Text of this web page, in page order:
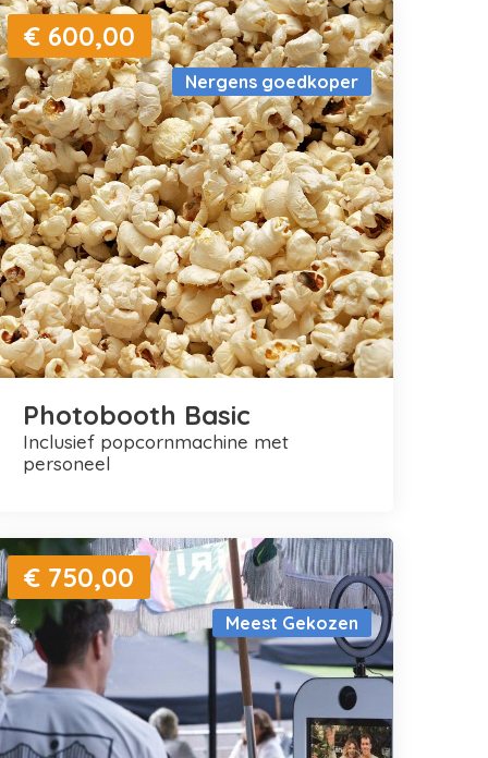
Nergens goedkoper
€ 600,00
Photobooth Basic
inclusief popcornmachine met
personeel
Meest Gekozen
€ 750,00